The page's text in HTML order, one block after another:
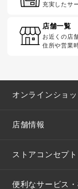
充実したサ
店舗一覧
お近くの店
住所や営業
オンラインショ
店舗情報
ストアコンセプト
便利なサービス